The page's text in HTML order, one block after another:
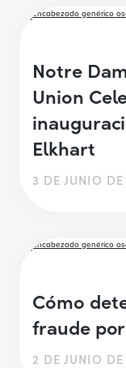
Notre
Union
Elkhart
3 DE JUNIO
Cómo
fraude
2 DE JUNIO